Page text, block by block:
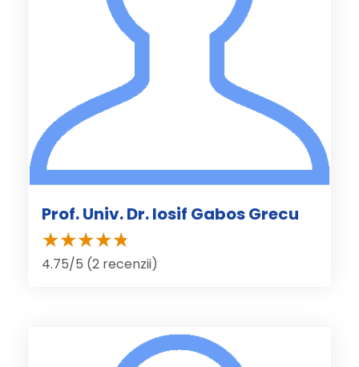
Prof. Univ. Dr. Iosif Gabos Grecu
4.75/5 (2 recenzii)